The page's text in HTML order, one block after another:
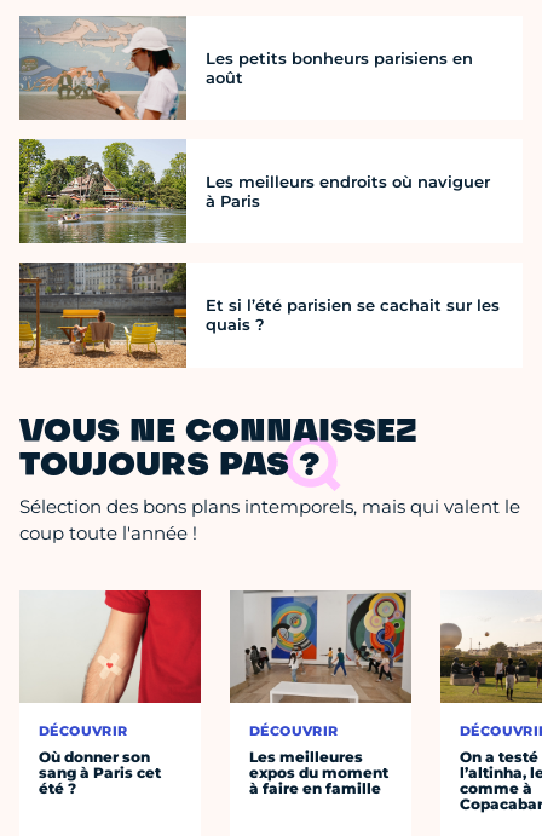
Les petits bonheurs parisiens en
août
Les meilleurs endroits où naviguer
à Paris
Et si l’été parisien se cachait sur les
quais ?
VOUS NE CONNAISSEZ
TOUJOURS PAS ?
Sélection des bons plans intemporels, mais qui valent le
coup toute l'année !
DÉCOUVRIR
Où donner son
sang à Paris cet
été ?
DÉCOUVRIR
Les meilleures
expos du moment
à faire en famille
On a testé
l’altinha,
comme à